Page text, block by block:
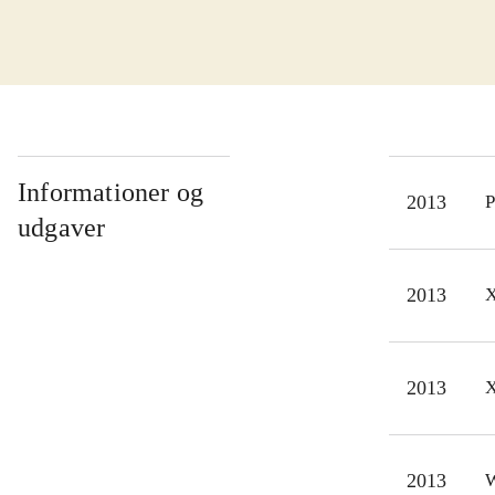
Det
Hot
Informationer og
udgaver
2013
2013
2013
2013